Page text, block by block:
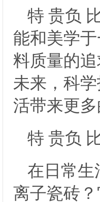
特 贵负
能和美学
料质量的
未来，科
活带来更
特 贵负
在日常生
离子瓷砖